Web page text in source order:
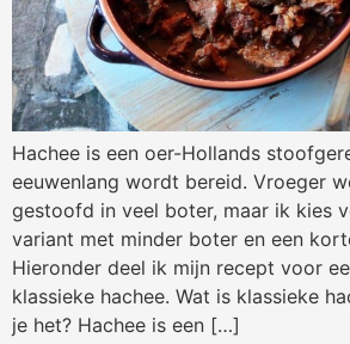
Hachee is een oer-Hollands
eeuwenlang wordt bereid. Vroeger
gestoofd in veel boter, maar ik kies
variant met minder boter en een
Hieronder deel ik mijn recept voor
klassieke hachee. Wat is klassieke
je het? Hachee is een […]